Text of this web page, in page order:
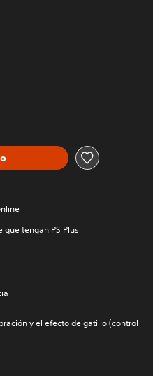
tengan PS Plus
y el efecto de gatillo (control